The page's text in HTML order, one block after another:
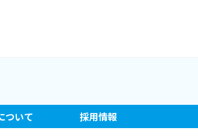
ついて 採用情報